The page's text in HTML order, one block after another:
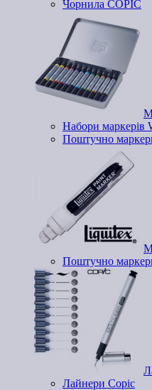
Чорнила COPIC
Набори маркерів
Поштучно
Поштучно
Лайнери Copic